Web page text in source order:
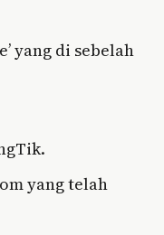
yang di sebelah
yang telah